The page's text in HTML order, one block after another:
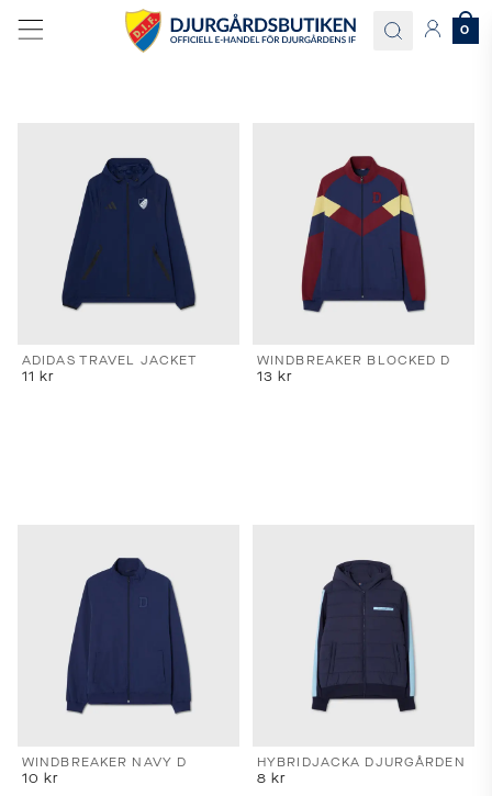
Språk
och
leverans
Välj
och
leveransland
fraktkostnader.
SPRÅK
OCH
LEVERANS
Laddar...
0
ADIDAS TRAVEL JACKET
11 kr
WINDBREAKER BLOCKED D
13 kr
WINDBREAKER NAVY D
10 kr
HYBRIDJACKA DJURGÅRDEN
8 kr